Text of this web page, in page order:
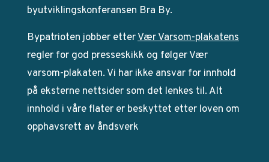
byutviklingskonferansen Bra By.
Bypatrioten jobber etterVær Varsom-plakatens
regler for god presseskikk og følger Vær
varsom-plakaten. Vi har ikke ansvar for innhold
på eksterne nettsider som det lenkes til. Alt
innhold i våre flater er beskyttet etter loven om
opphavsrett av åndsverk